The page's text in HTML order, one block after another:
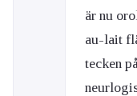
är nu
au-lait
tecken